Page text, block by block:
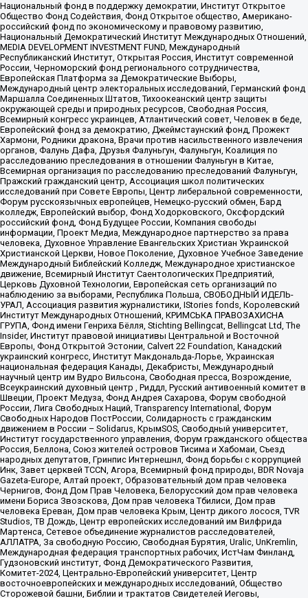
Национальный фонд в поддержку демократии, Институт Открытое
Общество Фонд Содействия, Фонд Открытое общество, Американо-
российский фонд по экономическому и правовому развитию,
Национальный Демократический Институт Международных Отношений,
MEDIA DEVELOPMENT INVESTMENT FUND, Международный
Республиканский Институт, Открытая Россия, Институт современной
России, Черноморский фонд регионального сотрудничества,
Европейская Платформа за Демократические Выборы,
Международный центр электоральных исследований, Германский фонд
Маршалла Соединенных Штатов, Тихоокеанский центр защиты
окружающей среды и природных ресурсов, Свободная Россия,
Всемирный конгресс украинцев, Атлантический совет, Человек в беде,
Европейский фонд за демократию, Джеймстаунский фонд, Прожект
Хармони, Родники дракона, Врачи против насильственного извлечения
органов, Фалунь Дафа, Друзья Фалуньгун, Фалуньгун, Коалиция по
расследованию преследования в отношении Фалуньгун в Китае,
Всемирная организация по расследованию преследований Фалуньгун,
Пражский гражданский центр, Ассоциация школ политических
исследований при Совете Европы, Центр либеральной современности,
Форум русскоязычных европейцев, Немецко-русский обмен, Бард
колледж, Европейский выбор, Фонд Ходорковского, Оксфордский
российский фонд, Фонд Будущее России, Компания свободы
информации, Проект Медиа, Международное партнерство за права
человека, Духовное Управление Евангельских Христиан Украинской
Христианской Церкви, Новое Поколение, Духовное Учебное Заведение
Международный Библейский Колледж, Международное христианское
движение, Всемирный Институт Саентологических Предприятий,
Церковь Духовной Технологии, Европейская сеть организаций по
наблюдению за выборами, Республика Польша, СВОБОДНЫЙ ИДЕЛЬ-
УРАЛ, Ассоциация развития журналистики, IStories fonds, Королевский
Институт Международных Отношений, КРИМСЬКА ПРАВОЗАХИСНА
ГРУПА, Фонд имени Генриха Бёлля, Stichting Bellingcat, Bellingcat Ltd, The
Insider, Институт правовой инициативы Центральной и Восточной
Европы, Фонд Открытой Эстонии, Calvert 22 Foundation, Канадский
украинский конгресс, Институт Макдональда-Лорье, Украинская
национальная федерация Канады, Декабристы, Международный
научный центр им Вудро Вильсона, Свободная пресса, Возрождение,
Всеукраинский духовный центр , Риддл, Русский антивоенный комитет в
Швеции, Проект Медуза, Фонд Андрея Сахарова, Форум свободной
России, Лига Свободных Наций, Transparеncy International, Форум
Свободных Народов ПостРоссии, Солидарность с гражданским
движением в России – Solidarus, КрымSOS, Свободный университет,
Институт государственного управления, Форум гражданского общества
Россия, Беллона, Союз жителей островов Тисима и Хабомаи, Съезд
народных депутатов, Гринпис Интернешнл, Фонд борьбы с коррупцией
Инк, Завет церквей TCCN, Агора, Всемирный фонд природы, BDR Novaja
Gazeta-Europe, Алтай проект, Образовательный дом прав человека
Чернигов, Фонд Дом Прав Человека, Белорусский дом прав человека
имени Бориса Звозскова, Дом прав человека Тбилиси, Дом прав
человека Ереван, Дом прав человека Крым, Центр дикого лосося, TVR
Studios, ТВ Дождь, Центр европейских исследований им Вилфрида
Мартенса, Сетевое объединение журналистов расследователей,
АЛЛАТРА, За свободную Россию, Свободная Бурятия, Uralic, UnKremlin,
Международная федерация транспортных рабочих, ИстЧам Финланд,
Гудзоновский институт, Фонд Демократического Развития,
Комитет-2024, Центрально-Европейский университет, Центр
восточноевропейских и международных исследований, Общество
Сторожевой башни, Библии и трактатов Свидетелей Иеговы,